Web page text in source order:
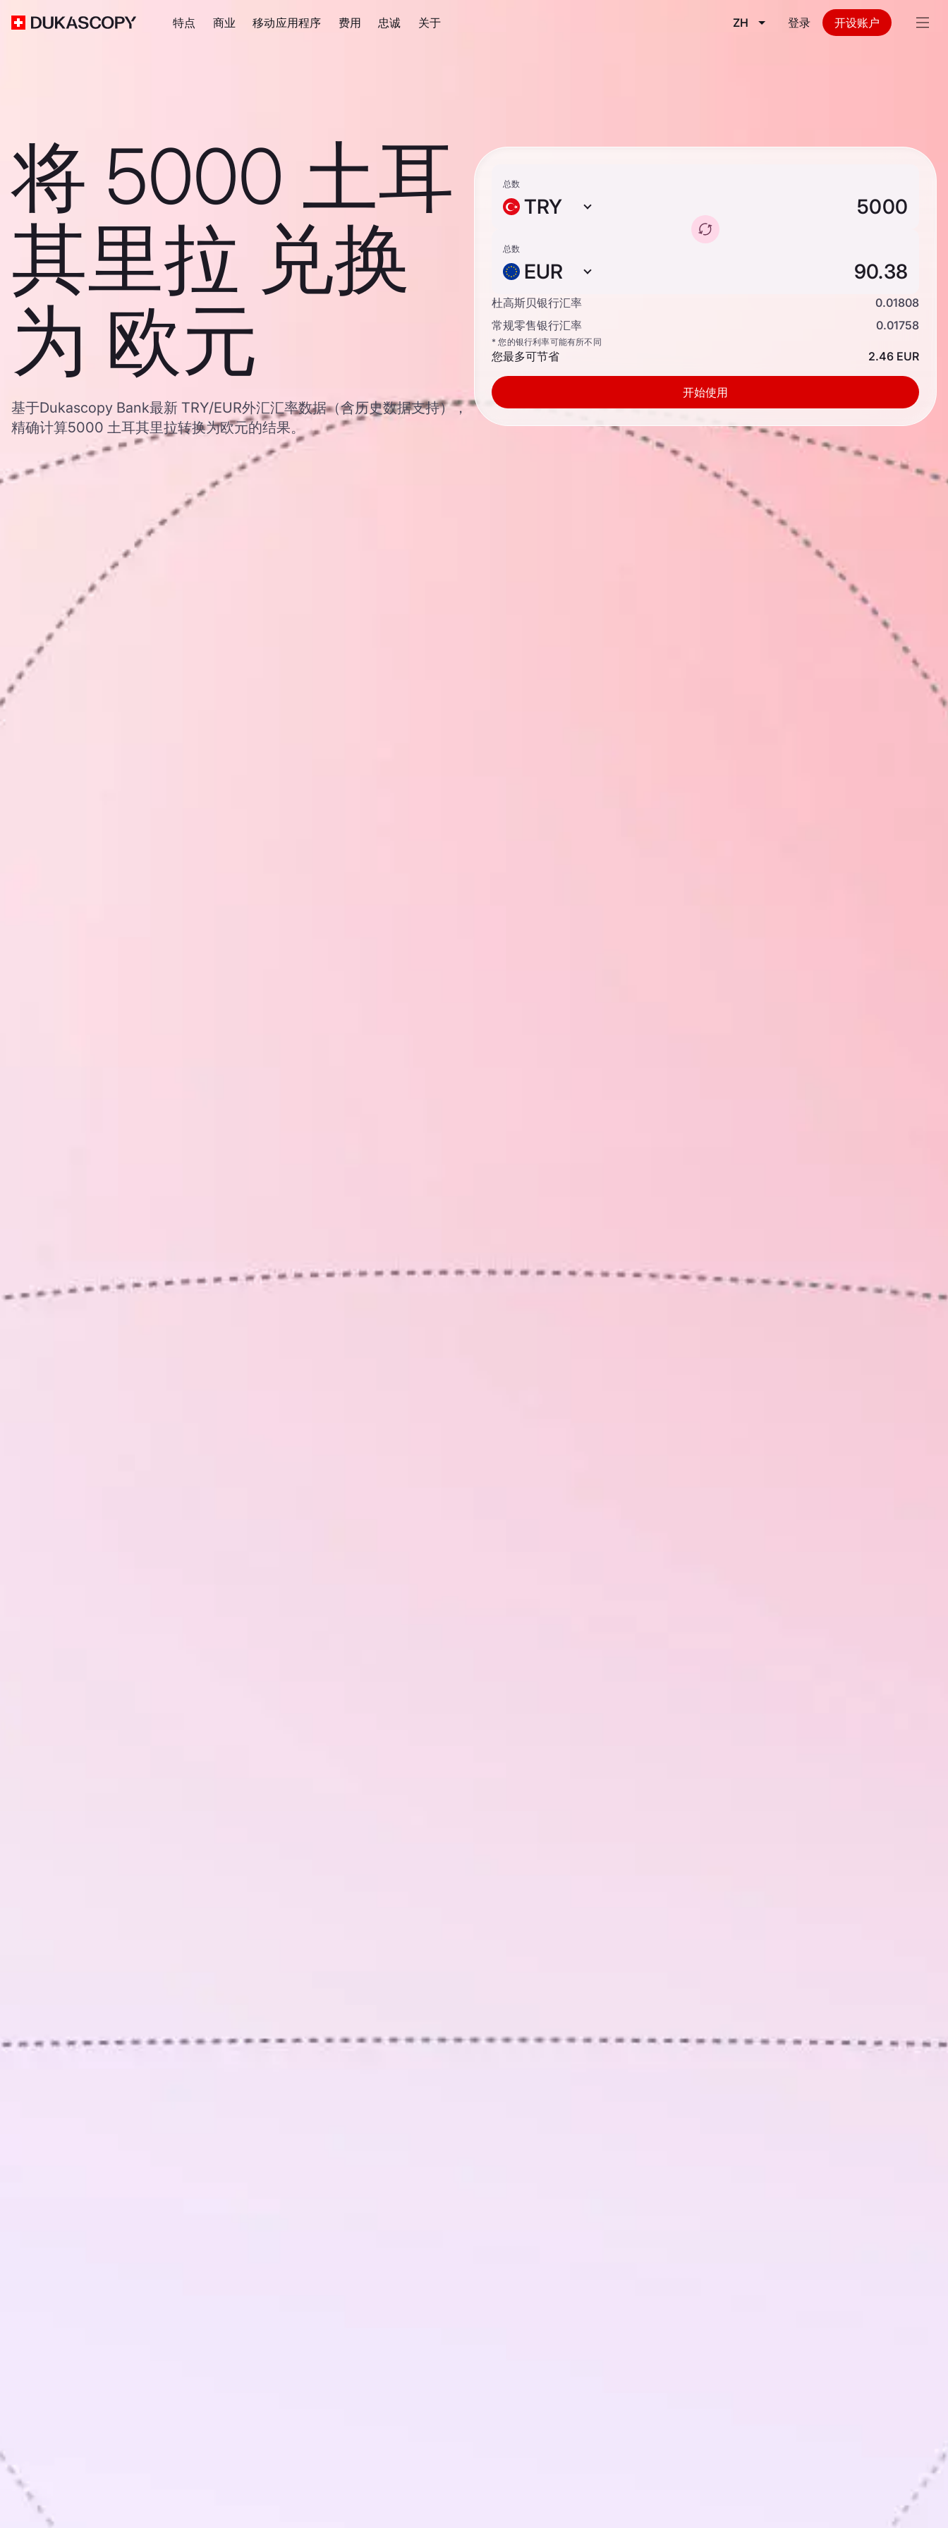
特点 商业 移动应用程序 费用 忠诚 关于 ZH 登录 开设账户
将 5000 土耳
其里拉 兑换
为 欧元
基于Dukascopy Bank最新 TRY/EUR外汇汇率数据（含历史数据支持），
精确计算5000 土耳其里拉转换为欧元的结果。
总数
TRY
总数
EUR
杜高斯贝银行汇率
0.01808
常规零售银行汇率
0.01758
* 您的银行利率可能有所不同
您最多可节省 2.46 EUR
开始使用